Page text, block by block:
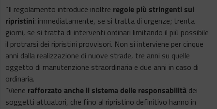
“Il regolamento introduce inoltre regole più stringenti sui
ripristini: immediatamente, se si tratta di urgenze; trenta
giorni, se si tratta di interventi ordinari limitando il più possibile
il protrarsi dei ripristini provvisori. Non si interviene per cinque
anni dalla realizzazione di nuove strade, tre anni su quelle
oggetto di manutenzione straordinaria e due anni in caso di
ordinaria.
“Viene rafforzato anche il sistema delle responsabilità dei
soggetti attuatori, che fino al ripristino definitivo hanno in